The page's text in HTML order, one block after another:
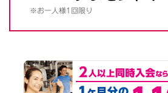
※お一人様1回限り